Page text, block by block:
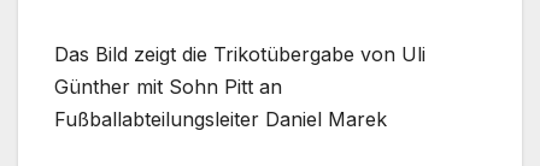
Das Bild zeigt die Trikotübergabe von Uli
Günther mit Sohn Pitt an
Fußballabteilungsleiter Daniel Marek